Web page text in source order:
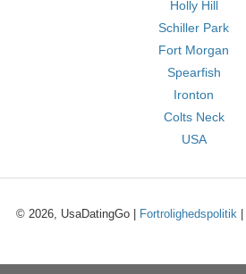
Holly Hill
Schiller Park
Fort Morgan
Spearfish
Ironton
Colts Neck
USA
© 2026, UsaDatingGo | Fortrolighedspolitik|